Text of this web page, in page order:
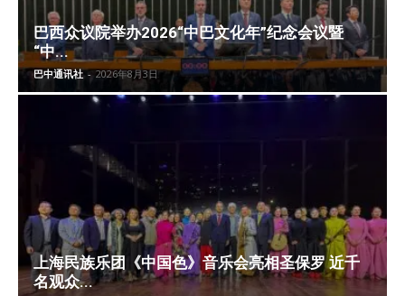
巴西众议院举办2026“中巴文化年”纪念会议暨
“中...
巴中通讯社 - 2026年8月3日
上海民族乐团《中国色》音乐会亮相圣保罗 近千
名观众...